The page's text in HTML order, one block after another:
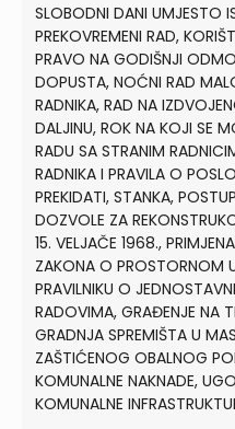
SLOBODNI DANI UMJESTO
PREKOVREMENI RAD,
PRAVO NA GODIŠNJI
DOPUSTA, NOĆNI RAD
RADNIKA, RAD NA
DALJINU, ROK NA KOJI SE
RADU SA STRANIM
RADNIKA I PRAVILA O
PREKIDATI, STANKA,
DOZVOLE ZA
15. VELJAČE 1968.,
ZAKONA O PROSTORNOM
PRAVILNIKU O
RADOVIMA, GRAĐENJE NA
GRADNJA SPREMIŠTA U
ZAŠTIĆENOG OBALNOG
KOMUNALNE NAKNADE,
KOMUNALNE